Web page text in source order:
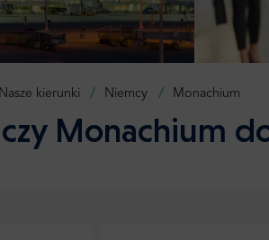
Nasze kierunki Niemcy Monachium
Monachium